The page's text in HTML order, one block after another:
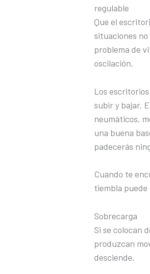
regulable
Que el
situaciones
problema de
oscilación.
Los
subir y bajar.
neumáticos,
una buena
padecerás
Cuando te
tiembla
Sobrecarga
Si se colocan
produzcan
desciende.